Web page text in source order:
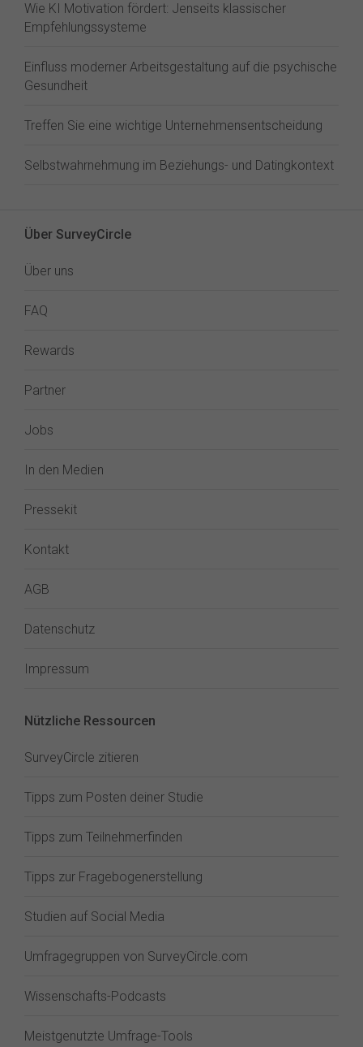
Wie KI Motivation fördert: Jenseits klassischer
Empfehlungssysteme
Einfluss moderner Arbeitsgestaltung auf die psychische
Gesundheit
Treffen Sie eine wichtige Unternehmensentscheidung
Selbstwahrnehmung im Beziehungs- und Datingkontext
Über SurveyCircle
Über uns
FAQ
Rewards
Partner
Jobs
In den Medien
Pressekit
Kontakt
AGB
Datenschutz
Impressum
Nützliche Ressourcen
SurveyCircle zitieren
Tipps zum Posten deiner Studie
Tipps zum Teilnehmerfinden
Tipps zur Fragebogenerstellung
Studien auf Social Media
Umfragegruppen von SurveyCircle.com
Wissenschafts-Podcasts
Meistgenutzte Umfrage-Tools